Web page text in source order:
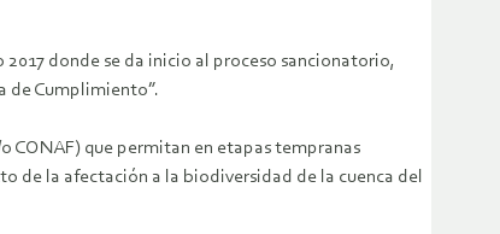
donde se da inicio al proceso sancionatorio,
de Cumplimiento”.
CONAF) que permitan en etapas tempranas
de la afectación a la biodiversidad de la cuenca del